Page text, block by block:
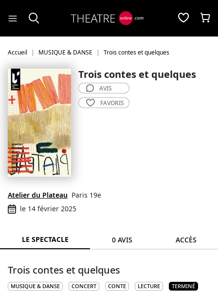
Accueil MUSIQUE & DANSE Trois contes et quelques
Trois contes et quelques
Atelier du Plateau Paris 19e
le 14 février 2025
AVIS
FAVORIS
LE SPECTACLE 0 AVIS ACCÈS
Trois contes et quelques
MUSIQUE & DANSE CONCERT CONTE LECTURE TERMINÉ